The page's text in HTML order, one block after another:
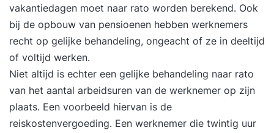
vakantiedagen moet naar rato worden berekend. Ook
bij de opbouw van pensioenen hebben werknemers
recht op gelijke behandeling, ongeacht of ze in deeltijd
of voltijd werken.
Niet altijd is echter een gelijke behandeling naar rato
van het aantal arbeidsuren van de werknemer op zijn
plaats. Een voorbeeld hiervan is de
reiskostenvergoeding. Een werknemer die twintig uur